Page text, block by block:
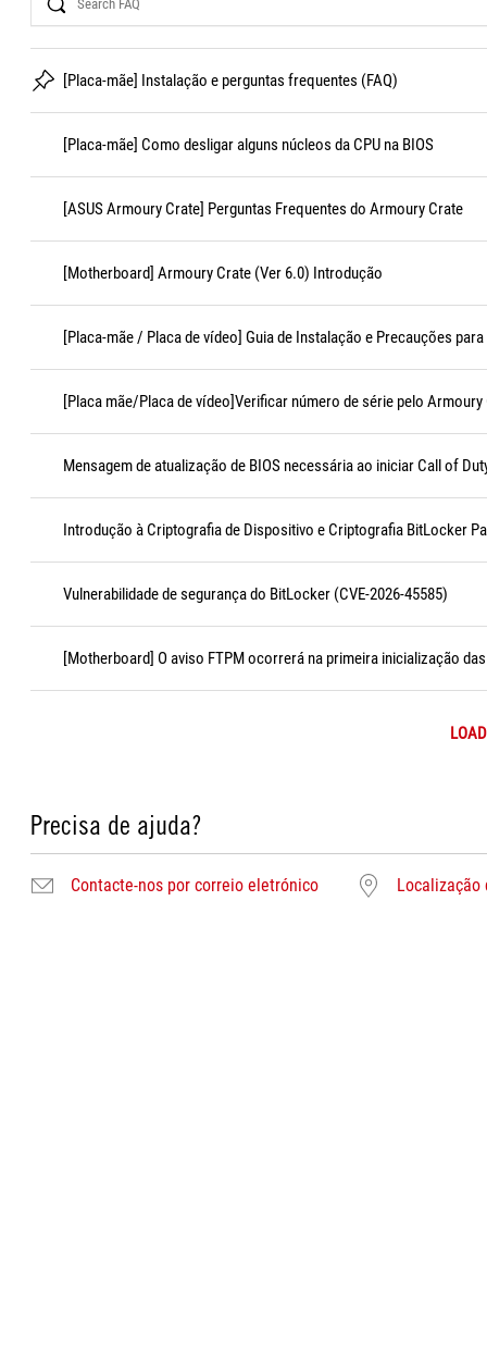
[Placa-mãe] Instalação e perguntas frequentes (FAQ)
[Placa-mãe] Como desligar alguns núcleos da CPU na BIOS
[ASUS Armoury Crate] Perguntas Frequentes do Armoury Crate
[Motherboard] Armoury Crate (Ver 6.0) Introdução
[Placa-mãe / Placa de vídeo] Guia de Instalação e Precauções para
[Placa mãe/Placa de vídeo]Verificar número de série pelo Armoury
Mensagem de atualização de BIOS necessária ao iniciar Call of
Introdução à Criptografia de Dispositivo e Criptografia BitLocker
Vulnerabilidade de segurança do BitLocker (CVE-2026-45585)
[Motherboard] O aviso FTPM ocorrerá na primeira inicialização
Precisa de ajuda?
Contacte-nos por correio eletrónico Localização